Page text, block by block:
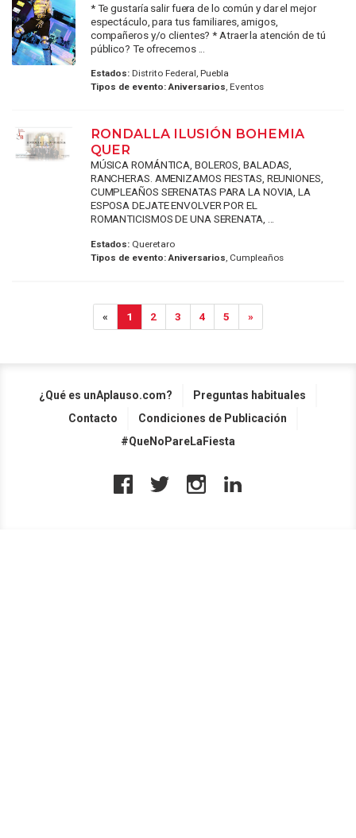
* Te gustaría salir fuera de lo común y dar el mejor
espectáculo, para tus familiares, amigos,
compañeros y/o clientes? * Atraer la atención de tú
público? Te ofrecemos ...
Estados:Distrito Federal, Puebla
Tipos de evento: Aniversarios, Eventos
RONDALLA ILUSIÓN BOHEMIA
QUER
MÚSICA ROMÁNTICA, BOLEROS, BALADAS,
RANCHERAS. AMENIZAMOS FIESTAS, REUNIONES,
CUMPLEAÑOS SERENATAS PARA LA NOVIA, LA
ESPOSA DEJATE ENVOLVER POR EL
ROMANTICISMOS DE UNA SERENATA, ...
Estados:Queretaro
Tipos de evento: Aniversarios , Cumpleaños
« 1 2 3 4 5 »
¿Qué es unAplauso.com?
Preguntas habituales
Contacto
Condiciones de Publicación
#QueNoPareLaFiesta